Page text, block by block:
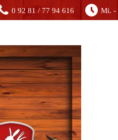
0 92 81 / 77 94 616 Mi. -